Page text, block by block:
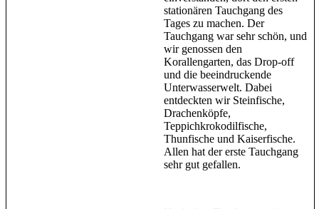
stationären Tauchgang des
Tages zu machen. Der
Tauchgang war sehr schön, und
wir genossen den
Korallengarten, das Drop-off
und die beeindruckende
Unterwasserwelt. Dabei
entdeckten wir Steinfische,
Drachenköpfe,
Teppichkrokodilfische,
Thunfische und Kaiserfische.
Allen hat der erste Tauchgang
sehr gut gefallen.